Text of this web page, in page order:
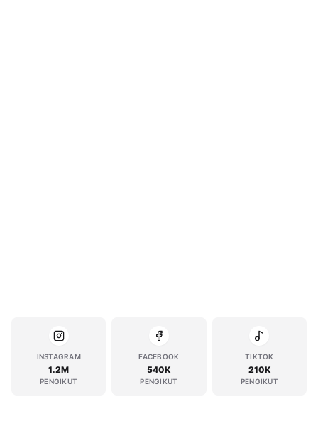
INSTAGRAM
1.2M
PENGIKUT
FACEBOOK
540K
PENGIKUT
TIKTOK
210K
PENGIKUT